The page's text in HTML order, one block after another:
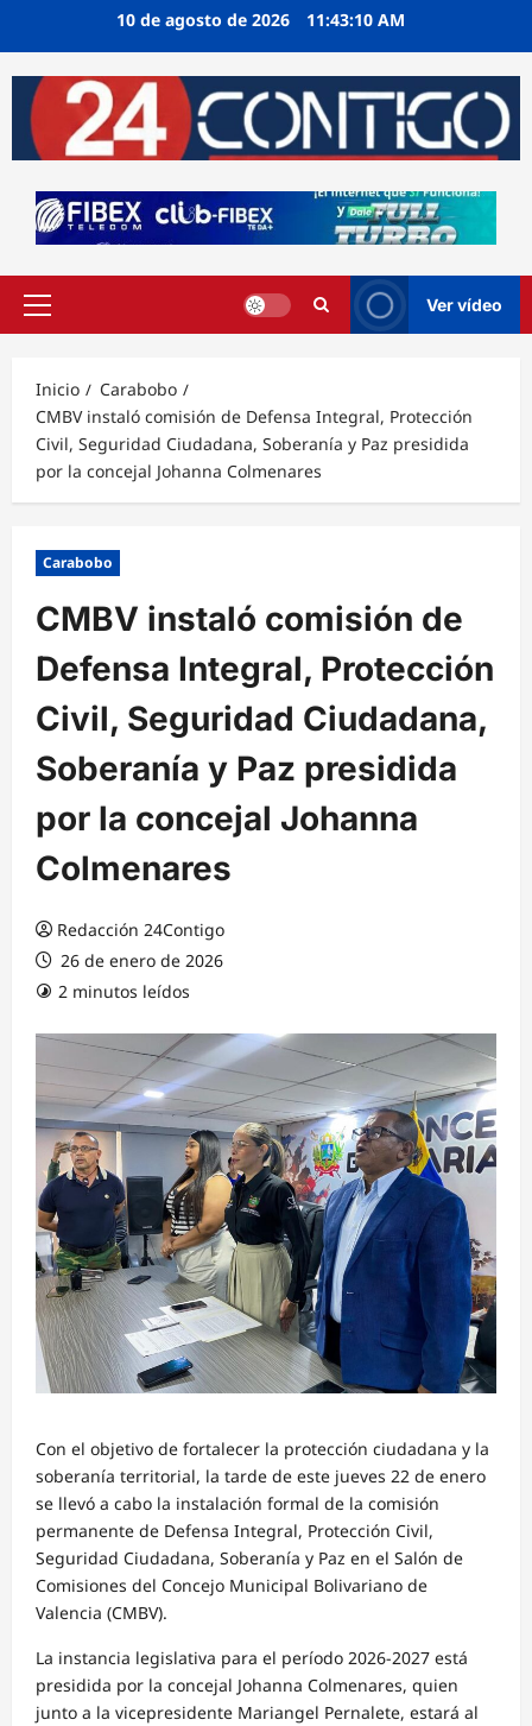
10 de agosto de 2026 11:43:10 AM
Menú
Ver vídeo
Inicio
Carabobo
CMBV instaló comisión de Defensa Integral, Protección
Civil, Seguridad Ciudadana, Soberanía y Paz presidida
por la concejal Johanna Colmenares
Carabobo
CMBV instaló comisión de
Defensa Integral, Protección
Civil, Seguridad Ciudadana,
Soberanía y Paz presidida
por la concejal Johanna
Colmenares
Redacción 24Contigo
26 de enero de 2026
2 minutos leídos
Con el objetivo de fortalecer la protección ciudadana y la
soberanía territorial, la tarde de este jueves 22 de enero
se llevó a cabo la instalación formal de la comisión
permanente de Defensa Integral, Protección Civil,
Seguridad Ciudadana, Soberanía y Paz en el Salón de
Comisiones del Concejo Municipal Bolivariano de
Valencia (CMBV).
La instancia legislativa para el período 2026-2027 está
presidida por la concejal Johanna Colmenares, quien
junto a la vicepresidente Mariangel Pernalete, estará al